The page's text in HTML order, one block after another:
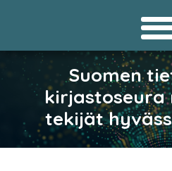
Suomen
kirjastoseura
tekijät